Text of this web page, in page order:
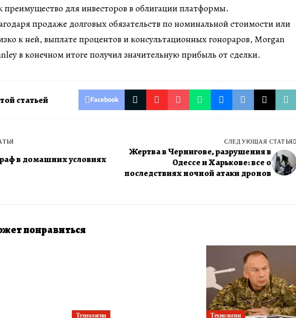
преимущество для инвесторов в облигации платформы.
продаже долговых обязательств по номинальной стоимости или
к ней, выплате процентов и консультационных гонораров, Morgan
в конечном итоге получил значительную прибыль от сделки.
статьей Facebook
в домашних условиях
СЛЕДУЮЩАЯ СТАТЬЯ
Жертва в Чернигове, разрушения в
Одессе и Харькове: все о
последствиях ночной атаки дронов
понравиться
Технологии Технологии